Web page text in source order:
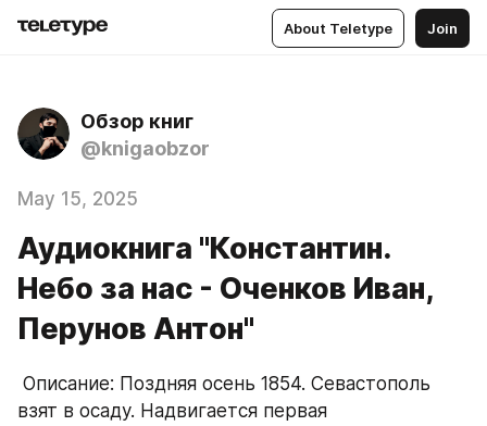
About Teletype Join
Обзор книг
@knigaobzor
May 15, 2025
Аудиокнига "Константин.
Небо за нас - Оченков Иван,
Перунов Антон"
взят в осаду. Надвигается первая